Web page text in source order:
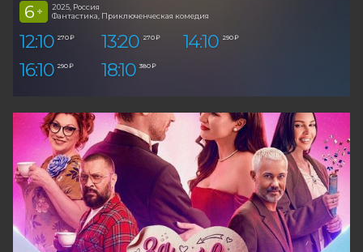
6 +
2025, Россия
Фантастика, Приключенческая комедия
12:10 270 ₽ 13:20 270 ₽ 14:10 290 ₽
16:10 290 ₽ 18:10 380 ₽